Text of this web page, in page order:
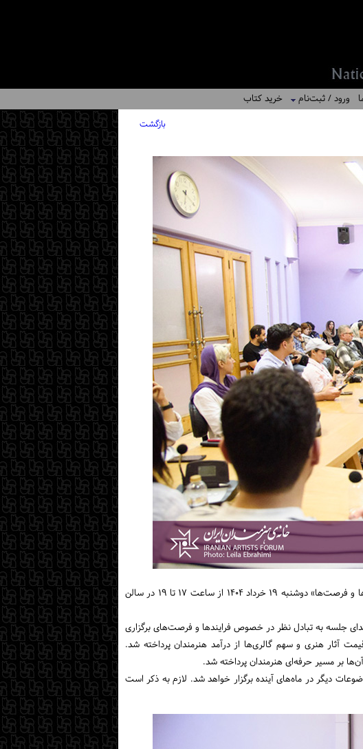
ورود / ثبت‌نام خرید کتاب
بازگشت
سومین جلسه از سری میزگردهای «دوشنبه‌های عکاسی» در سال ۱۴۰۴ با عنوان «گالری‌ها در دنیای امروز: آشنایی با فرایندها و فرصت‌ها» دوشنبه ۱۹ خرداد ۱۴۰۴ از ساعت ۱۷ تا ۱۹ در سالن
جلسه به تبادل نظر در خصوص فرایندها و فرصت‌های برگزاری
آثار هنری و سهم گالری‌ها از درآمد هنرمندان پرداخته شد.
بر مسیر حرفه‌ای هنرمندان پرداخته شد.
لازم به ذکر است